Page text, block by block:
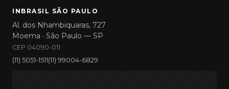
INBRASIL SÃO PAULO
Al. dos Nhambiquaras, 727
Moema · São Paulo — SP
CEP 04090-011
(11) 5051-1511(11) 99004-6829